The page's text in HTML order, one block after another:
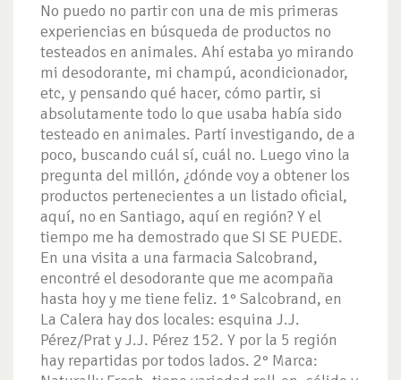
No puedo no partir con una de mis primeras
experiencias en búsqueda de productos no
testeados en animales. Ahí estaba yo mirando
mi desodorante, mi champú, acondicionador,
etc, y pensando qué hacer, cómo partir, si
absolutamente todo lo que usaba había sido
testeado en animales. Partí investigando, de a
poco, buscando cuál sí, cuál no. Luego vino la
pregunta del millón, ¿dónde voy a obtener los
productos pertenecientes a un listado oficial,
aquí, no en Santiago, aquí en región? Y el
tiempo me ha demostrado que SI SE PUEDE.
En una visita a una farmacia Salcobrand,
encontré el desodorante que me acompaña
hasta hoy y me tiene feliz. 1° Salcobrand, en
La Calera hay dos locales: esquina J.J.
Pérez/Prat y J.J. Pérez 152. Y por la 5 región
hay repartidas por todos lados. 2° Marca: